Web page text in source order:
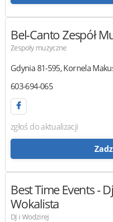
Bel-CantoZespół
Zespoły muzyczne
Gdynia81-595,Kornela
603-694-065
zgłoś do aktualizacji
Best Time Events-
Wokalista
DJ i Wodzirej